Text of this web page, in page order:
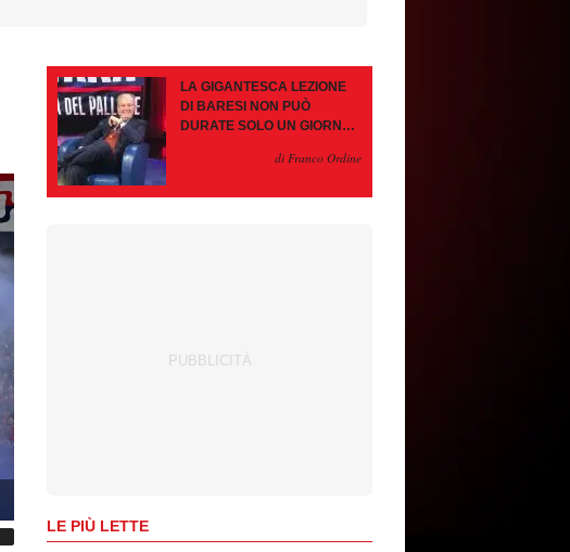
LA GIGANTESCA LEZIONE
DI BARESI NON PUÒ
DURATE SOLO UN GIORNO.
CONTROMOSSEdi Franco Ordine
LE PIÙ LETTE